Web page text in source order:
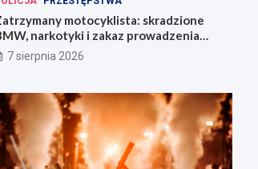
motocyklista: skradzione
narkotyki i zakaz prowadzenia
7 sierpnia 2026